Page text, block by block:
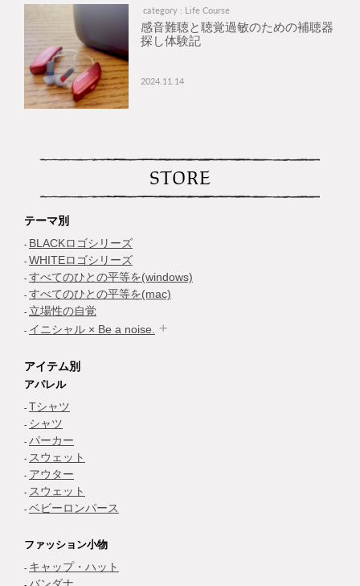
category : Life Course
感音難聴と聴覚過敏のための補聴器
探し体験記
2024.11.14
STORE
テーマ別
BLACKロゴシリーズ
WHITEロゴシリーズ
すべてのひとの平等を(windows)
すべてのひとの平等を(mac)
立場性の自覚
イニシャル × Be a noise.
アイテム別
アパレル
Tシャツ
シャツ
パーカー
スウェット
アウター
スウェット
ベビーロンパース
ファッション小物
キャップ・ハット